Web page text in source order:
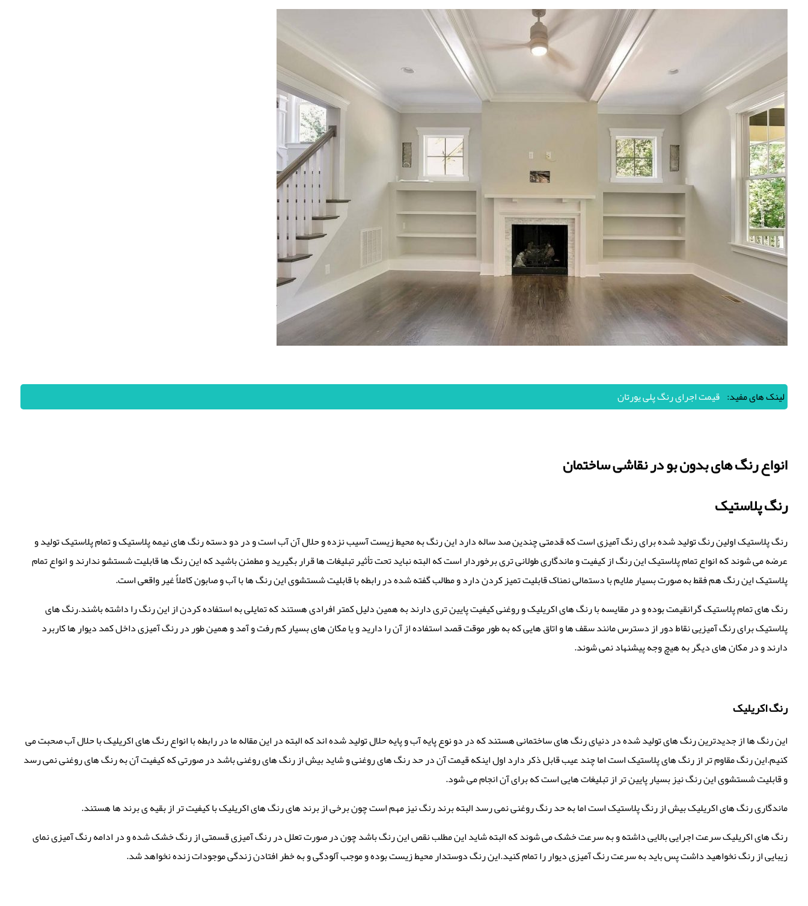
لینک های مفید: قیمت اجرای رنگ پلی یورتان
انواع رنگ های بدون بو در نقاشی ساختمان
رنگ پلاستیک
رنگ پلاستیک اولین رنگ تولید شده برای رنگ آمیزی است که قدمتی چندین صد ساله دارد این رنگ به محیط زیست آسیب نزده و حلال آن آب است و در دو دسته رنگ های نیمه پلاستیک و تمام پلاستیک تولید و
عرضه می شوند که انواع تمام پلاستیک این رنگ از کیفیت و ماندگاری طولانی تری برخوردار است که البته نباید تحت تأثیر تبلیغات ها قرار بگیرید و مطمئن باشید که این رنگ ها قابلیت شستشو ندارند و انواع تمام
پلاستیک این رنگ هم فقط به صورت بسیار ملایم با دستمالی نمناک قابلیت تمیز کردن دارد و مطالب گفته شده در رابطه با قابلیت شستشوی این رنگ ها با آب و صابون کاملاٌ غیر واقعی است.
رنگ های تمام پلاستیک گرانقیمت بوده و در مقایسه با رنگ های اکریلیک و روغنی کیفیت پایین تری دارند به همین دلیل کمتر افرادی هستند که تمایلی به استفاده کردن از این رنگ را داشته باشند.رنگ های
پلاستیک برای رنگ آمیزیی نقاط دور از دسترس مانند سقف ها و اتاق هایی که به طور موقت قصد استفاده از آن را دارید و یا مکان های بسیار کم رفت و آمد و همین طور در رنگ آمیزی داخل کمد دیوار ها کاربرد
دارند و در مکان های دیگر به هیچ وجه پیشنهاد نمی شوند.
رنگ اکریلیک
این رنگ ها از جدیدترین رنگ های تولید شده در دنیای رنگ های ساختمانی هستند که در دو نوع پایه آب و پایه حلال تولید شده اند که البته در این مقاله ما در رابطه با انواع رنگ های اکریلیک با حلال آب صحبت می
کنیم.این رنگ مقاوم تر از رنگ های پلاستیک است اما چند عیب قابل ذکر دارد اول اینکه قیمت آن در حد رنگ های روغنی و شاید بیش از رنگ های روغنی باشد در صورتی که کیفیت آن به رنگ های روغنی نمی رسد
و قابلیت شستشوی این رنگ نیز بسیار پایین تر از تبلیغات هایی است که برای آن انجام می شود.
ماندگاری رنگ های اکریلیک بیش از رنگ پلاستیک است اما به حد رنگ روغنی نمی رسد البته برند رنگ نیز مهم است چون برخی از برند های رنگ های اکریلیک با کیفیت تر از بقیه ی برند ها هستند.
رنگ های اکریلیک سرعت اجرایی بالایی داشته و به سرعت خشک می شوند که البته شاید این مطلب نقص این رنگ باشد چون در صورت تعلل در رنگ آمیزی قسمتی از رنگ خشک شده و در ادامه رنگ آمیزی نمای
زیبایی از رنگ نخواهید داشت پس باید به سرعت رنگ آمیزی دیوار را تمام کنید.این رنگ دوستدار محیط زیست بوده و موجب آلودگی و به خطر افتادن زندگی موجودات زنده نخواهد شد.